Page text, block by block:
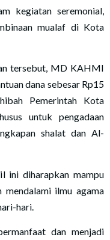
kegiatan seremonial,
mualaf di Kota
tersebut, MD KAHMI
dana sebesar Rp15
Pemerintah Kota
untuk pengadaan
shalat dan Al-
ini diharapkan mampu
ilmu agama
hari.
dan menjadi